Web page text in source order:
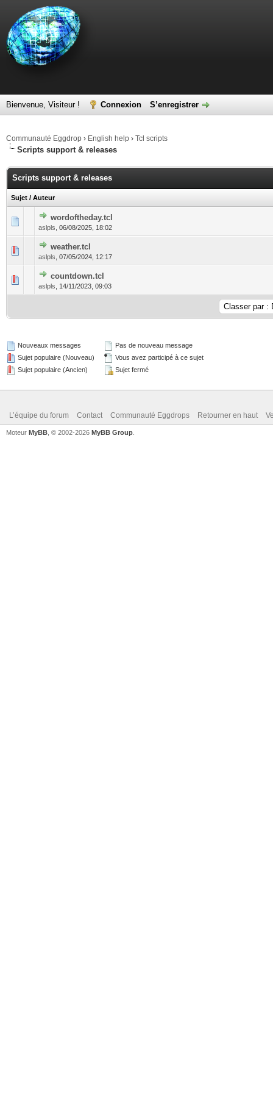
Bienvenue, Visiteur ! Connexion S’enregistrer
Communauté Eggdrop › English help › Tcl scripts
Scripts support & releases
Scripts support & releases
Sujet / Auteur
wordoftheday.tcl
aslpls 06/08/2025, 18:02
weather.tcl
aslpls 07/05/2024, 12:17
countdown.tcl
aslpls 14/11/2023, 09:03
Nouveaux messages
Sujet populaire (Nouveau)
Sujet populaire (Ancien)
Pas de nouveau message
Vous avez participé à ce sujet
Sujet fermé
L’équipe du forum Contact Communauté Eggdrops Retourner en haut
Moteur MyBB , © 2002-2026 MyBB Group